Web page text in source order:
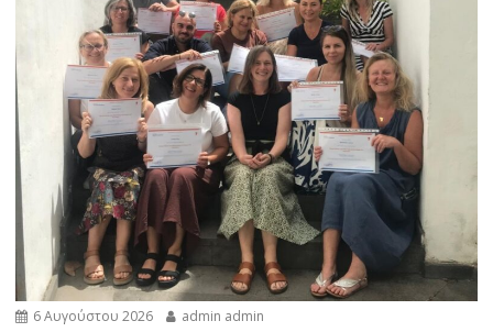
6 Αυγούστου 2026 admin admin